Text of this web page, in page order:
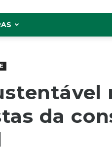
da